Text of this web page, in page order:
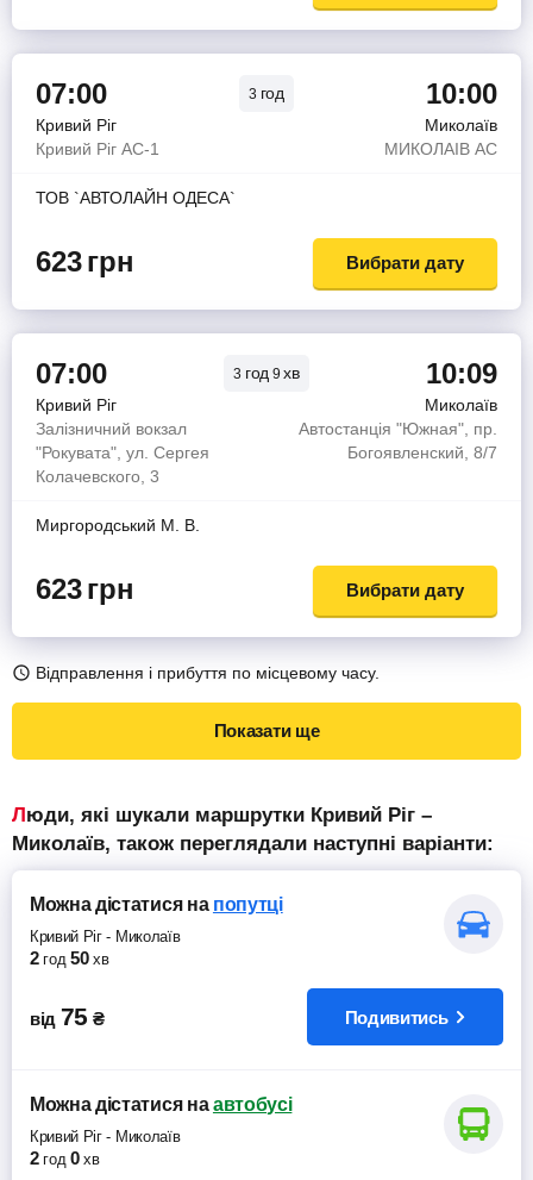
07:00 3 год 10:00
Кривий Ріг
Миколаїв
Кривий Ріг АС-1
МИКОЛАIВ АС
ТОВ `АВТОЛАЙН ОДЕСА`
623грн Вибрати дату
07:00 3 год 9хв 10:09
Кривий Ріг
Миколаїв
Залізничний вокзал
"Рокувата", ул. Сергея
Колачевского, 3
Автостанція "Южная", пр.
Богоявленский, 8/7
Миргородський М. В.
623грн Вибрати дату
Відправлення і прибуття по місцевому часу.
Показати ще
Люди, які шукали маршрутки Кривий Ріг –
Миколаїв, також переглядали наступні варіанти:
Можна дістатисяна попутці
Кривий Ріг- Миколаїв
2 год 50 хв
від 75 ₴ Подивитись
Можна дістатисяна автобусі
Кривий Ріг- Миколаїв
2 год 0 хв